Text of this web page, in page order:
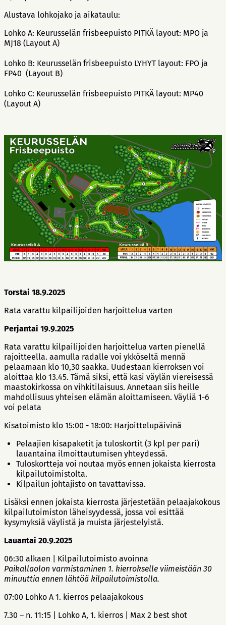
Alustava lohkojako ja aikataulu:
Lohko A: Keurusselän frisbeepuisto PITKÄ layout: MPO ja
MJ18 (Layout A)
Lohko B: Keurusselän frisbeepuisto LYHYT layout: FPO ja
FP40 (Layout B)
Lohko C: Keurusselän frisbeepuisto PITKÄ layout: MP40
(Layout A)
Torstai 18.9.2025
Rata varattu kilpailijoiden harjoittelua varten
Perjantai 19.9.2025
Rata varattu kilpailijoiden harjoittelua varten pienellä
rajoitteella. aamulla radalle voi ykköseltä mennä
pelaamaan klo 10,30 saakka. Uudestaan kierroksen voi
aloittaa klo 13.45. Tämä siksi, että kasi väylän viereisessä
maastokirkossa on vihkitilaisuus. Annetaan siis heille
mahdollisuus yhteisen elämän aloittamiseen. Väyliä 1-6
voi pelata
Kisatoimisto klo 15:00 - 18:00: Harjoittelupäivinä
Pelaajien kisapaketit ja tuloskortit (3 kpl per pari)
lauantaina ilmoittautumisen yhteydessä.
Tuloskortteja voi noutaa myös ennen jokaista kierrosta
kilpailutoimistolta.
Kilpailun johtajisto on tavattavissa.
Lisäksi ennen jokaista kierrosta järjestetään pelaajakokous
kilpailutoimiston läheisyydessä, jossa voi esittää
kysymyksiä väylistä ja muista järjestelyistä.
Lauantai 20.9.2025
06:30 alkaen | Kilpailutoimisto avoinna
Paikallaolon varmistaminen 1. kierrokselle viimeistään 30
minuuttia ennen lähtöä kilpailutoimistolla.
07:00 Lohko A 1. kierros pelaajakokous
7.30 – n. 11:15 | Lohko A, 1. kierros | Max 2 best shot